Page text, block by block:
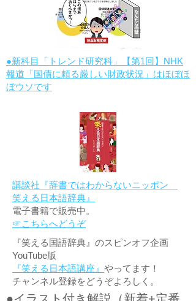
●新科目「トレンド研究科」【第1回】NHK
報道「国債に頼る厳しい財政状況」はほぼほ
ぼウソです
講談社『辞書ではわからないニッポン
笑える日本語辞典』
電子書籍で販売中。
☞こちらへどうぞ
『笑える国語辞典』のスピンオフ企画
YouTube版
『笑える日本語講座』 やってます！
チャンネル登録をどうぞよろしく。